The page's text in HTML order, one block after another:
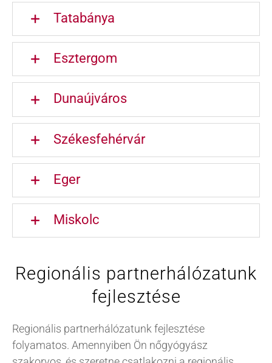
Tatabánya
Esztergom
Dunaújváros
Székesfehérvár
Eger
Miskolc
Regionális partnerhálózatunk
fejlesztése
Regionális partnerhálózatunk fejlesztése
folyamatos. Amennyiben Ön nőgyógyász